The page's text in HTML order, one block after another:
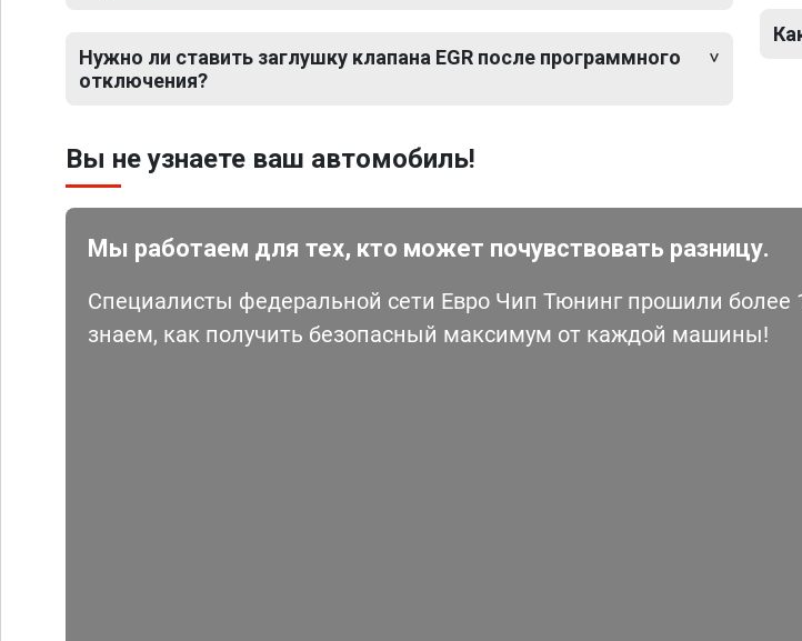
Нужно ли ставить заглушку клапана EGR после программного
отключения?
Вы не узнаете ваш автомобиль!
Мы работаем для тех, кто может почувствовать разницу.
Специалисты федеральной сети Евро Чип Тюнинг прошили более
знаем, как получить безопасный максимум от каждой машины!